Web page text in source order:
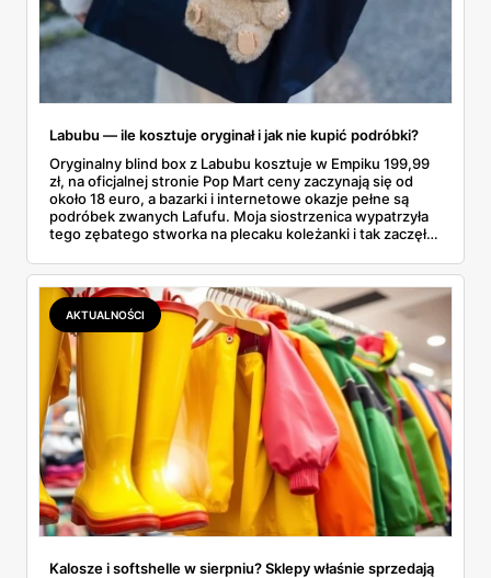
Labubu — ile kosztuje oryginał i jak nie kupić podróbki?
Oryginalny blind box z Labubu kosztuje w Empiku 199,99
zł, na oficjalnej stronie Pop Mart ceny zaczynają się od
około 18 euro, a bazarki i internetowe okazje pełne są
podróbek zwanych Lafufu. Moja siostrzenica wypatrzyła
tego zębatego stworka na plecaku koleżanki i tak zaczęło
kosztuje i po czym poznać, że sprzedawca nie wciska nam
podróbki. Spisałam wszystko, czego się dowiedziałam —
łącznie z jedną wpadką, o której za chwilę.
AKTUALNOŚCI
Kalosze i softshelle w sierpniu? Sklepy właśnie sprzedają